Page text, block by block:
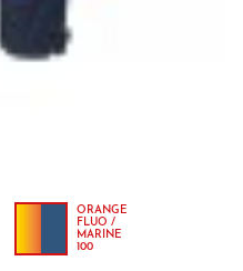
ORANGE
FLUO /
MARINE
100